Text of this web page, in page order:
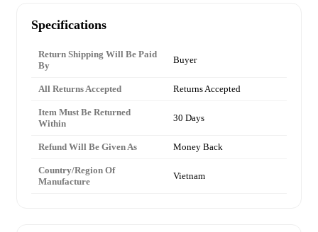
Specifications
Return Shipping Will Be Paid
By
Buyer
All Returns Accepted Returns Accepted
Item Must Be Returned
Within
30 Days
Refund Will Be Given As Money Back
Country/Region Of
Manufacture
Vietnam